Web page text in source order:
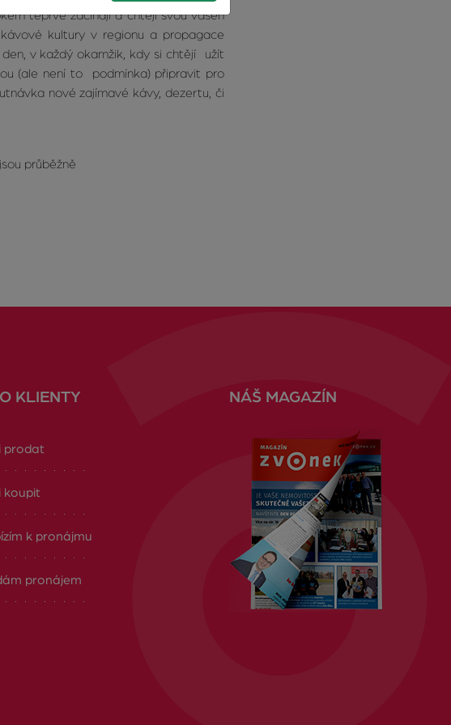
teprve začínají a chtějí svou vášeň
kultury v regionu a propagace
v každý okamžik, kdy si chtějí užít
(ale není to podmínka) připravit pro
nové zajímavé kávy, dezertu, či
průběžně
KLIENTY
prodat
koupit
k pronájmu
pronájem
NÁŠ MAGAZÍN